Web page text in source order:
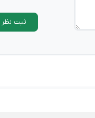
ثبت نظر